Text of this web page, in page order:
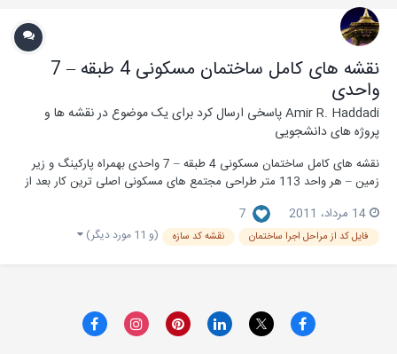
نقشه های کامل ساختمان مسکونی 4 طبقه – 7
واحدی
Amir R. Haddadiپاسخی ارسال کرد برای یک موضوع درنقشه ها و
پروژه های دانشجویی
نقشه های کامل ساختمان مسکونی 4 طبقه – 7 واحدی بهمراه پارکینگ و زیر
زمین – هر واحد 113 متر طراحی مجتمع های مسکونی اصلی ترین کار بعد از
معماری این دلخوشی تلخ رو بدم که انتظار نداشته باشم که بعد از پایان درس
فوری پروژه ه...
14 مرداد، 2011 7
فايل كد از مراحل اجرا ساختمان نقشه كد سازه (و 11 مورد دیگر)